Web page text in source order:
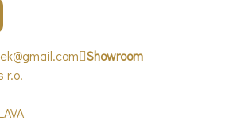
Showroom
r.o.